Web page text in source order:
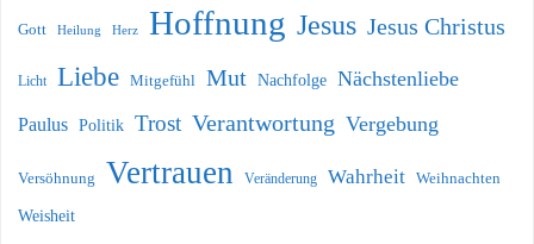
Gott Heilung Herz Hoffnung Jesus Jesus Christus
Licht Liebe Mitgefühl Mut Nachfolge Nächstenliebe
Paulus Politik Trost Verantwortung Vergebung
Versöhnung Vertrauen Veränderung Wahrheit Weihnachten
Weisheit